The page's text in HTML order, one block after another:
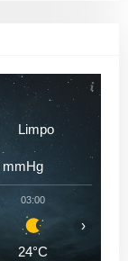
Limpo
mmHg
03:00
24°C
›